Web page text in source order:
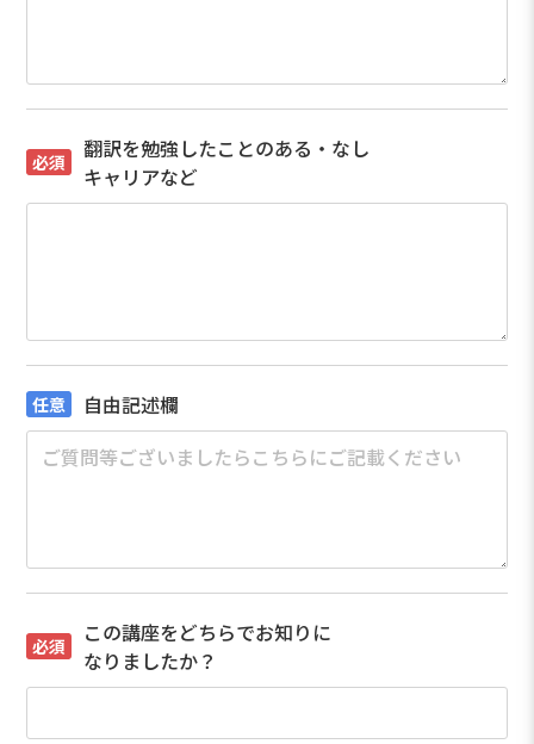
翻訳を勉強したことのある・なし
キャリアなど
自由記述欄
この講座をどちらでお知りに
なりましたか？